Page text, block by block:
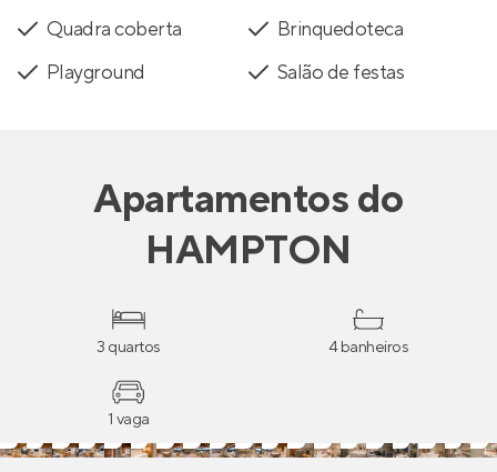
Quadra coberta
Brinquedoteca
Playground
Salão de festas
Apartamentosdo
HAMPTON
3 quartos 4 banheiros
1 vaga